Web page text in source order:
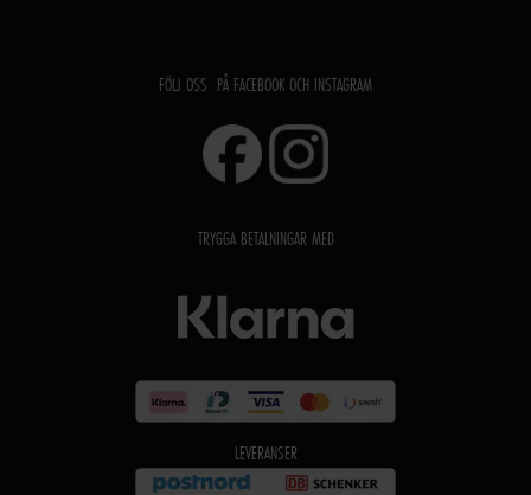
FÖLJ OSS PÅ FACEBOOK OCH INSTAGRAM
TRYGGA BETALNINGAR MED
LEVERANSER